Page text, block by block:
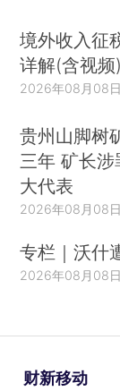
境外收入征
详解(含视频)
2026年08月08日
贵州山脚树
三年 矿长涉
大代表
2026年08月08日
专栏｜沃什
2026年08月08日
财新移动